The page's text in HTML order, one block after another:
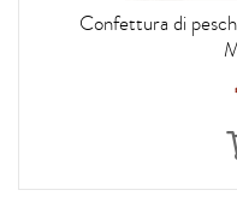
Confettura di